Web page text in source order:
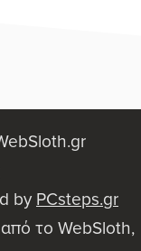
by PCsteps.gr
από το WebSloth,